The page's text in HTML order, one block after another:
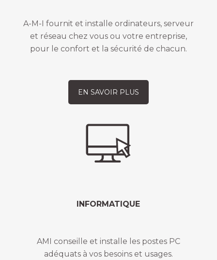
A-M-I fournit et installe ordinateurs, serveur
et réseau chez vous ou votre entreprise,
pour le confort et la sécurité de chacun.
EN SAVOIR PLUS
INFORMATIQUE
AMI conseille et installe les postes PC
adéquats à vos besoins et usages.